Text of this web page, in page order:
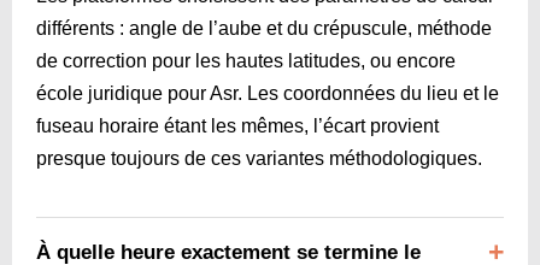
différents : angle de l’aube et du crépuscule, méthode
de correction pour les hautes latitudes, ou encore
école juridique pour Asr. Les coordonnées du lieu et le
fuseau horaire étant les mêmes, l’écart provient
presque toujours de ces variantes méthodologiques.
À quelle heure exactement se termine le